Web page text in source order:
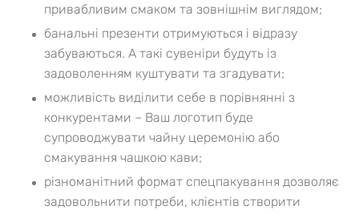
привабливим смаком та зовнішнім виглядом;
банальні презенти отримуються і відразу
забуваються. А такі сувеніри будуть із
задоволенням куштувати та згадувати;
можливість виділити себе в порівнянні з
конкурентами – Ваш логотип буде
супроводжувати чайну церемонію або
смакування чашкою кави;
різноманітний формат спецпакування дозволяє
задовольнити потреби, клієнтів створити